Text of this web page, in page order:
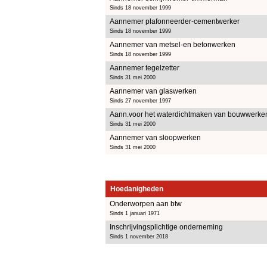
Sinds 18 november 1999
Aannemer plafonneerder-cementwerker
Sinds 18 november 1999
Aannemer van metsel-en betonwerken
Sinds 18 november 1999
Aannemer tegelzetter
Sinds 31 mei 2000
Aannemer van glaswerken
Sinds 27 november 1997
Aann.voor het waterdichtmaken van
Sinds 31 mei 2000
Aannemer van sloopwerken
Sinds 31 mei 2000
Hoedanigheden
Onderworpen aan btw
Sinds 1 januari 1971
Inschrijvingsplichtige onderneming
Sinds 1 november 2018